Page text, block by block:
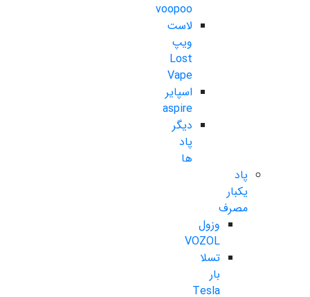
voopoo
لاست
ویپ
Lost
Vape
اسپایر
aspire
دیگر
پاد
ها
پاد
یکبار
مصرف
وزول
VOZOL
تسلا
بار
Tesla